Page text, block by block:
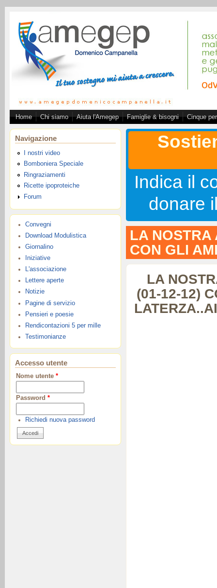
Associazione
Home Chi siamo Aiuta l'Amegep Famiglie & bisogni Cinque
Navigazione
I nostri video
Bomboniera Speciale
Ringraziamenti
Ricette ipoproteiche
Forum
Convegni
Download Modulistica
Giornalino
Iniziative
L'associazione
Lettere aperte
Notizie
Pagine di servizio
Pensieri e poesie
Rendicontazioni 5 per mille
Testimonianze
Accesso utente
Nome utente *
Password *
Richiedi nuova password
Indica il
donare
LA NOSTRA
CON GLI
LA
(01-12-12)